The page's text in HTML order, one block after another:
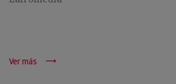
Ver más